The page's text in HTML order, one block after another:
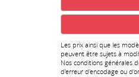
Les prix ainsi que les
peuvent être sujets à
Nos conditions générales
d'erreur d'encodage ou